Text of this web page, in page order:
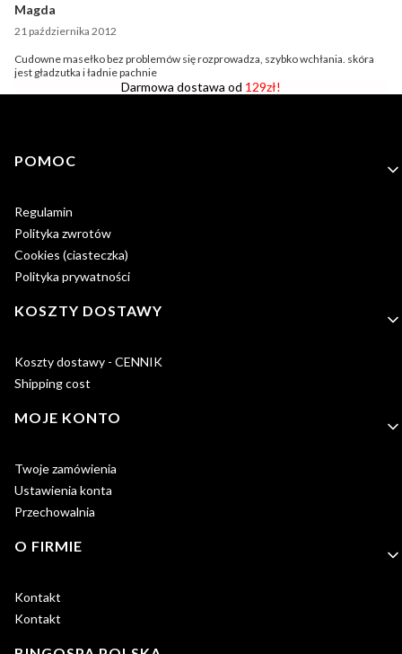
Magda
21 października 2012
Cudowne masełko bez problemów się rozprowadza, szybko wchłania. skóra
jest gładzutka i ładnie pachnie
Darmowa dostawa od 129zł!
Linki w stopce
POMOC
Regulamin
Polityka zwrotów
Cookies (ciasteczka)
Polityka prywatności
KOSZTY DOSTAWY
Koszty dostawy - CENNIK
Shipping cost
MOJE KONTO
Twoje zamówienia
Ustawienia konta
Przechowalnia
O FIRMIE
Kontakt
Kontakt